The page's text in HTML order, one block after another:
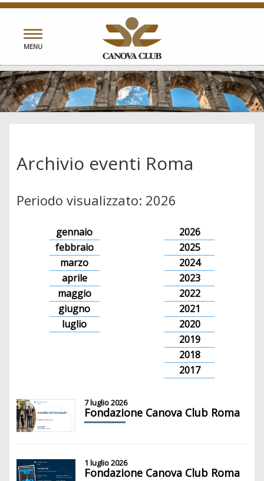
Toggle
navigation
MENU
Archivio eventi Roma
Periodo visualizzato: 2026
gennaio
febbraio
marzo
aprile
maggio
giugno
luglio
2026
2025
2024
2023
2022
2021
2020
2019
2018
2017
7 luglio 2026
Fondazione Canova Club Roma
1 luglio 2026
Fondazione Canova Club Roma